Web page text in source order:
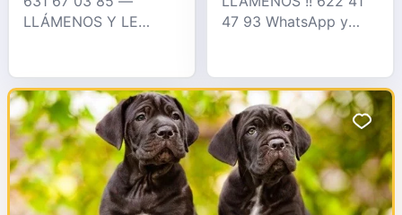
LLÁMENOS Y LE
CACHORROS
AMERICAN STAFFORD
, BLUE , CHAMPAGNE ,
CHOCO DE OJOS
AZULES., SILVER...
PEDIGREE COMPL
47 93 WhatsApp y
con 2 x Hulk
disponible, en su
pedigree podemos
encontrar perros como
dd